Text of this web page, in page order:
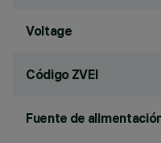
Voltage
Código ZVEI
Fuente de